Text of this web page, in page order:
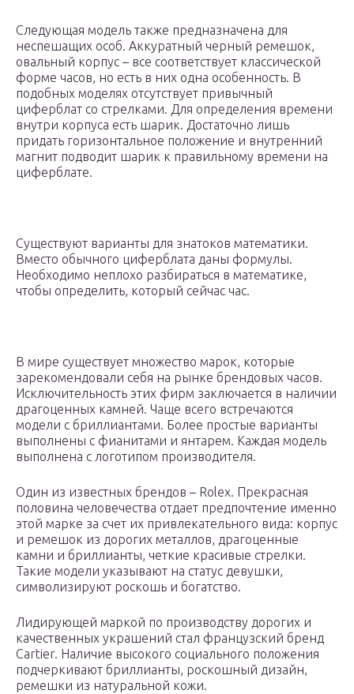
Следующая модель также предназначена для
неспешащих особ. Аккуратный черный ремешок,
овальный корпус – все соответствует классической
форме часов, но есть в них одна особенность. В
подобных моделях отсутствует привычный
циферблат со стрелками. Для определения времени
внутри корпуса есть шарик. Достаточно лишь
придать горизонтальное положение и внутренний
магнит подводит шарик к правильному времени на
циферблате.
Существуют варианты для знатоков математики.
Вместо обычного циферблата даны формулы.
Необходимо неплохо разбираться в математике,
чтобы определить, который сейчас час.
В мире существует множество марок, которые
зарекомендовали себя на рынке брендовых часов.
Исключительность этих фирм заключается в наличии
драгоценных камней. Чаще всего встречаются
модели с бриллиантами. Более простые варианты
выполнены с фианитами и янтарем. Каждая модель
выполнена с логотипом производителя.
Один из известных брендов – Rolex. Прекрасная
половина человечества отдает предпочтение именно
этой марке за счет их привлекательного вида: корпус
и ремешок из дорогих металлов, драгоценные
камни и бриллианты, четкие красивые стрелки.
Такие модели указывают на статус девушки,
символизируют роскошь и богатство.
Лидирующей маркой по производству дорогих и
качественных украшений стал французский бренд
Cartier. Наличие высокого социального положения
подчеркивают бриллианты, роскошный дизайн,
ремешки из натуральной кожи.